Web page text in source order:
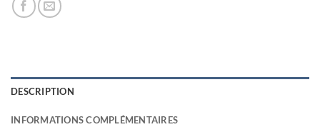
DESCRIPTION
INFORMATIONS COMPLÉMENTAIRES